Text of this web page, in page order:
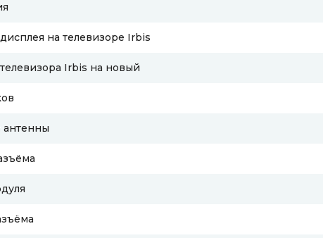
на телевизоре Irbis
Irbis на новый
антенны